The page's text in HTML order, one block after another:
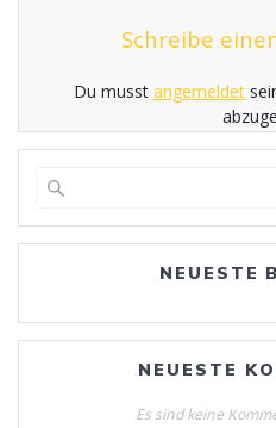
Schreibe
Du musst angemeldet
NEUESTE
NEUESTE
Es sind keine